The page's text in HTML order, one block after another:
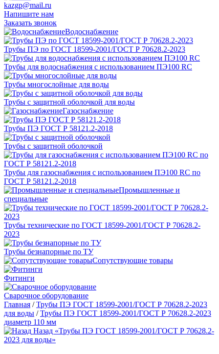
kazgp@mail.ru
Напишите нам
Заказать звонок
Водоснабжение
Трубы ПЭ по ГОСТ 18599-2001/ГОСТ Р 70628.2-2023
Трубы для водоснабжения с использованием ПЭ100 RC
Трубы многослойные для воды
Трубы с защитной оболочкой для воды
Газоснабжение
Трубы ПЭ ГОСТ Р 58121.2-2018
Трубы с защитной оболочкой
Трубы для газоснабжения с использованием ПЭ100 RC по
ГОСТ Р 58121.2-2018
Промышленные и
специальные
Трубы технические по ГОСТ 18599-2001/ГОСТ Р 70628.2-
2023
Трубы безнапорные по ТУ
Сопутствующие товары
Фитинги
Сварочное оборудование
Главная / Трубы ПЭ ГОСТ 18599-2001/ГОСТ Р 70628.2-2023
для воды / Трубы ПЭ ГОСТ 18599-2001/ГОСТ Р 70628.2-2023
диаметр 110 мм
Назад «Трубы ПЭ ГОСТ 18599-2001/ГОСТ Р 70628.2-
2023 для воды»